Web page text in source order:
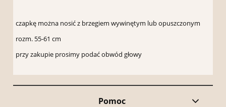
czapkę można nosić z brzegiem wywinętym lub opuszczonym
rozm. 55-61 cm
przy zakupie prosimy podać obwód głowy
Pomoc